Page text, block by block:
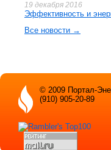
19 декабря 2016
Эффективность и
Все новости →
© 2009 Портал-
(910) 905-20-89